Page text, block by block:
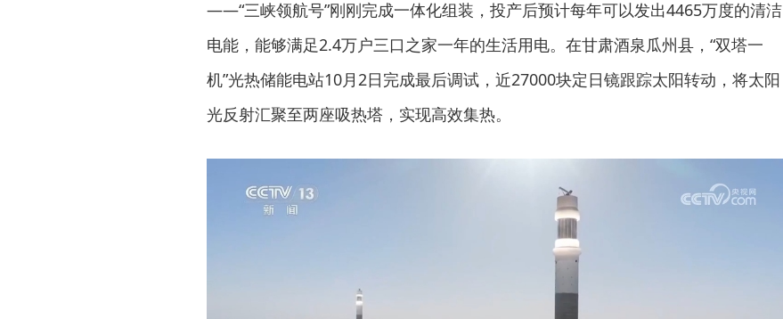
——“三峡领航号”刚刚完成一体化组装，投产后预计每年可以发出4465万度的清洁
电能，能够满足2.4万户三口之家一年的生活用电。在甘肃酒泉瓜州县，“双塔一
机”光热储能电站10月2日完成最后调试，近27000块定日镜跟踪太阳转动，将太阳
光反射汇聚至两座吸热塔，实现高效集热。